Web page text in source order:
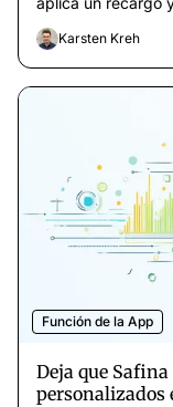
Karsten Kreh
Función de la App
Deja que
personalizados